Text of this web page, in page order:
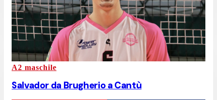
A2 maschile
Salvador da Brugherio a Cantù